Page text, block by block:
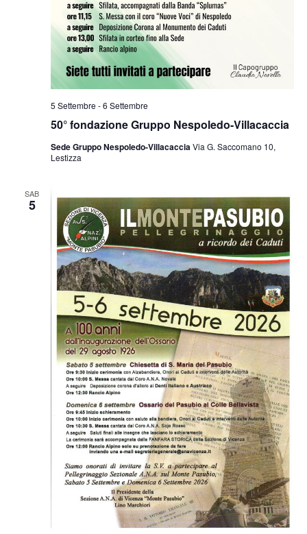
50° fondazione Gruppo Nespoledo-Villacaccia
5 Settembre -6 Settembre
Sede Gruppo Nespoledo-VillacacciaVia G. Saccomano 10,
Lestizza
SAB
5